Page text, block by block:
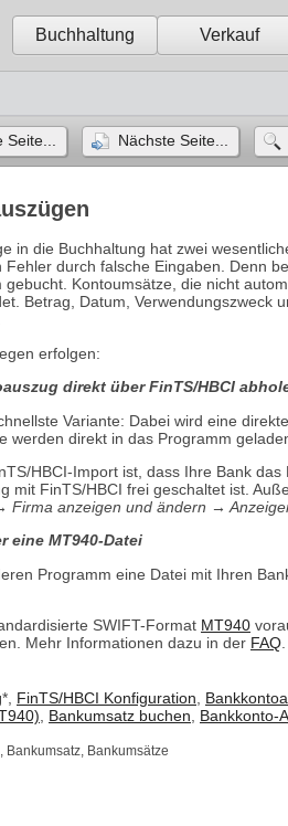
Buchhaltung Verkauf
Seite... Nächste Seite...
in die Buchhaltung hat zwei
Fehler durch falsche Eingaben. Denn
Kontoumsätze, die nicht
Betrag, Datum, Verwendungszweck
erfolgen:
direkt über FinTS/HBCI
Variante: Dabei wird eine
werden direkt in das Programm
HBCI-Import ist, dass Ihre Bank
mit FinTS/HBCI frei geschaltet ist.
Firma anzeigen und ändern →
eine MT940-Datei
Programm eine Datei mit Ihren
SWIFT-Format MT940
Mehr Informationen dazu in der FAQ
*, FinTS/HBCI Konfiguration
Bankumsatz buchen Bankkonto-
Bankumsatz, Bankumsätze